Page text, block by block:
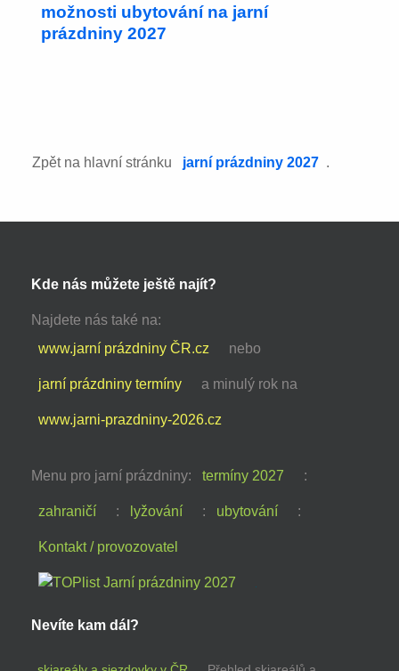
možnosti ubytování na jarní
prázdniny 2027
Zpět na hlavní stránku jarní prázdniny 2027 .
Kde nás můžete ještě najít?
Najdete nás také na:
www.jarní prázdniny ČR.cz
nebo
jarní prázdniny termíny a minulý rok na
www.jarni-prazdniny-2026.cz
Menu pro jarní prázdniny: termíny 2027 :
zahraničí : lyžování : ubytování :
Kontakt / provozovatel
Nevíte kam dál?